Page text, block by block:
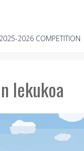
2025-2026 COMPETITION
lekukoa